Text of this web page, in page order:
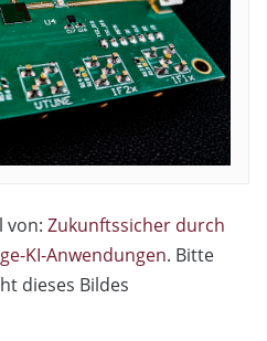
von: Zukunftssicher durch
KI-Anwendungen. Bitte
dieses Bildes